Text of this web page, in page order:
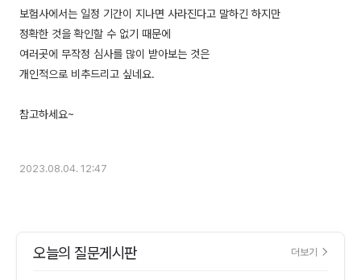
보험사에서는 일정 기간이 지나면 사라진다고 말하긴 하지만
정확한 것을 확인할 수 없기 때문에
여러곳에 무작정 심사를 많이 받아보는 것은
개인적으로 비추드리고 싶네요.
참고하세요~
2023.08.04. 12:47
오늘의 질문게시판 더보기